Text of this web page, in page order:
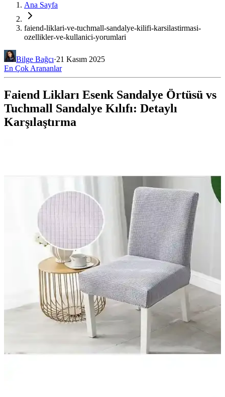
Ana Sayfa
faiend-liklari-ve-tuchmall-sandalye-kilifi-karsilastirmasi-
ozellikler-ve-kullanici-yorumlari
Bilge Bağcı·21 Kasım 2025
En Çok Arananlar
Faiend Likları Esenk Sandalye Örtüsü vs
Tuchmall Sandalye Kılıfı: Detaylı
Karşılaştırma